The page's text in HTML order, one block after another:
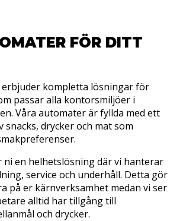
FÖR DITT
erbjuder kompletta lösningar för
passar alla kontorsmiljöer i
Våra automater är fyllda med ett
drycker och mat som
ni en helhetslösning där vi hanterar
service och underhåll. Detta gör
på er kärnverksamhet medan vi ser
alltid har tillgång till
och drycker.